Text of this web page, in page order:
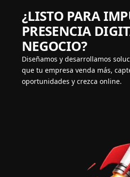
¿LISTO PARA
PRESENCIA
NEGOCIO?
Diseñamos y desarrollamos
que tu empresa venda más,
oportunidades y crezca online.